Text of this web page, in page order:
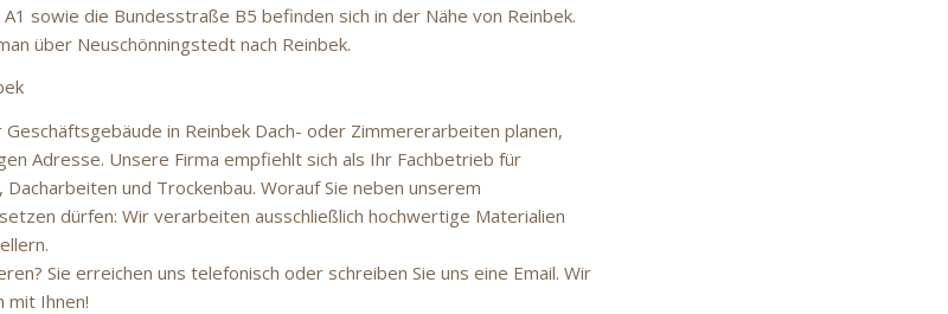
sowie die Bundesstraße B5 befinden sich in der Nähe von Reinbek.
über Neuschönningstedt nach Reinbek.
in Reinbek Dach- oder Zimmererarbeiten planen,
Adresse. Unsere Firma empfiehlt sich als Ihr Fachbetrieb für
und Trockenbau. Worauf Sie neben unserem
dürfen: Wir verarbeiten ausschließlich hochwertige Materialien
Sie erreichen uns telefonisch oder schreiben Sie uns eine Email. Wir
mit Ihnen!